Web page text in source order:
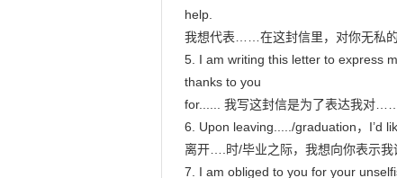
help.
我想代表……在这封信里，对你无私的
5. I am writing this letter to express
thanks to you
for...... 我写这封信是为了表达我对
6. Upon leaving...../graduation，I’d
离开….时/毕业之际，我想向你表示我
7. I am obliged to you for your